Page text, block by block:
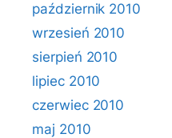
październik 2010
wrzesień 2010
sierpień 2010
lipiec 2010
czerwiec 2010
maj 2010